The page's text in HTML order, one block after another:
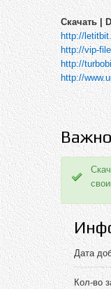
Cкачать |
http://
http://vip-
http://
http://
Дата
Кол-во